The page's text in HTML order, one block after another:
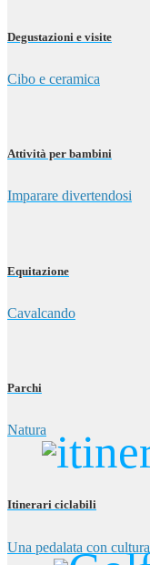
Degustazioni e visite
Cibo e ceramica
Attività per bambini
Imparare divertendosi
Equitazione
Cavalcando
Parchi
Natura
Itinerari ciclabili
Una pedalata con cultura